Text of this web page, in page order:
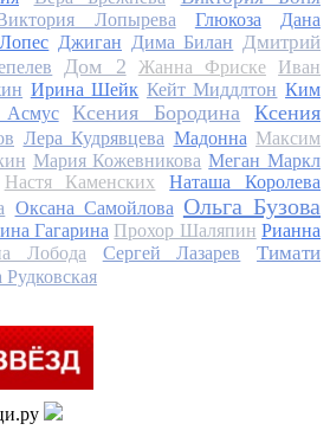
Лопырева Глюкоза
Дана
Джиган Дима Билан Дмитрий
Дом 2 Жанна Фриске
Иван
Ирина Шейк Кейт Миддлтон Ким
Асмус Ксения Бородина
Ксения
Лера Кудрявцева Мадонна Максим
Мария Кожевникова Меган Маркл
Настя Каменских
Наташа Королева
Оксана Самойлова Ольга Бузова
Гагарина Прохор Шаляпин Рианна
Лобода Сергей Лазарев
Тимати
Рудковская